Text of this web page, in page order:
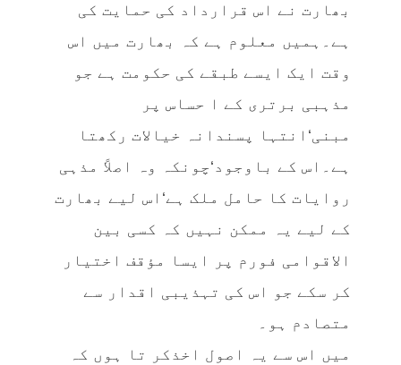
بھارت نے اس قرارداد کی حمایت کی
ہے۔ہمیں معلوم ہے کہ بھارت میں اس
وقت ایک ایسے طبقے کی حکومت ہے جو
مذہبی برتری کے ا حساس پر
مبنی‘انتہا پسندانہ خیالات رکھتا
ہے۔اس کے باوجود‘چونکہ وہ اصلاً مذہی
روایات کا حامل ملک ہے‘اس لیے بھارت
کے لیے یہ ممکن نہیں کہ کسی بین
الاقوامی فورم پر ایسا مؤقف اختیار
کر سکے جو اس کی تہذیبی اقدار سے
متصادم ہو۔
میں اس سے یہ اصول اخذکر تا ہوں کہ